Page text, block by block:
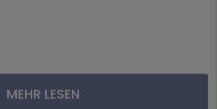
MEHR LESEN